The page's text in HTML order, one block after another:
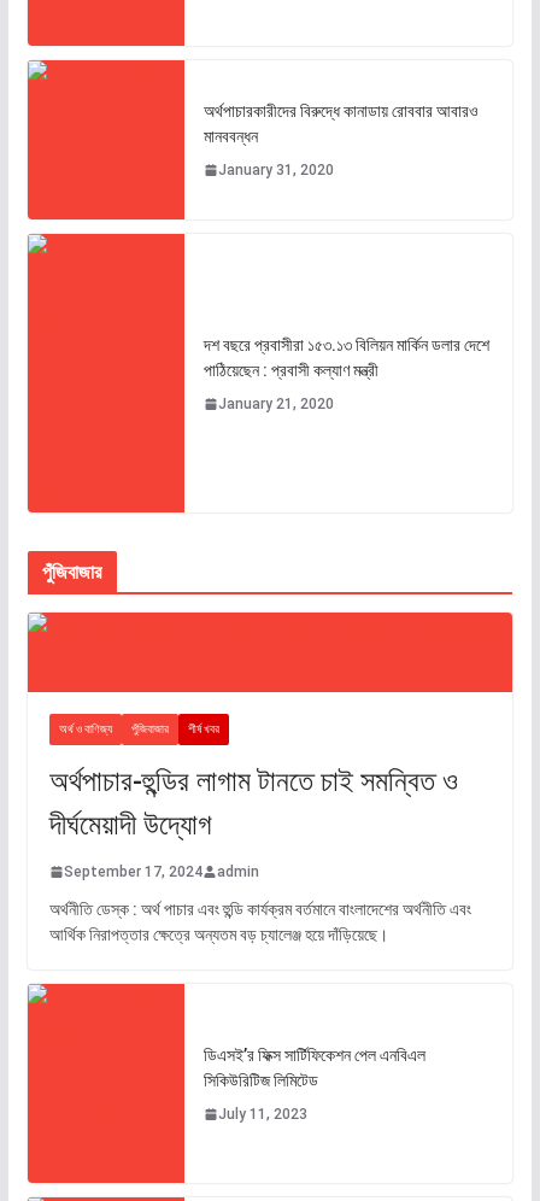
অর্থপাচারকারীদের বিরুদ্ধে কানাডায় রোববার আবারও
মানববন্ধন
January 31, 2020
দশ বছরে প্রবাসীরা ১৫৩.১৩ বিলিয়ন মার্কিন ডলার দেশে
পাঠিয়েছেন : প্রবাসী কল্যাণ মন্ত্রী
January 21, 2020
পুঁজিবাজার
অর্থ ও বাণিজ্য পুঁজিবাজার শীর্ষ খবর
অর্থপাচার-হুন্ডির লাগাম টানতে চাই সমন্বিত ও
দীর্ঘমেয়াদী উদ্যোগ
September 17, 2024 admin
অর্থনীতি ডেস্ক : অর্থ পাচার এবং হুন্ডি কার্যক্রম বর্তমানে বাংলাদেশের অর্থনীতি এবং
আর্থিক নিরাপত্তার ক্ষেত্রে অন্যতম বড় চ্যালেঞ্জ হয়ে দাঁড়িয়েছে।
ডিএসই’র ফিক্স সার্টিফিকেশন পেল এনবিএল
সিকিউরিটিজ লিমিটেড
July 11, 2023